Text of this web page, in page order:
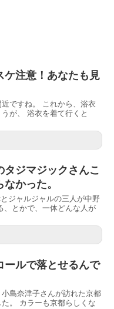
ケ注意！あなたも見
ですね。 これから、浴衣
が、 浴衣を着て行くと
タジマジックさんこ
かった。
ジャルジャルの三人が中野
、とかで、一体どんな人が
ールで落とせるんで
島奈津子さんが訪れた京都
。 カラーも京都らしくな